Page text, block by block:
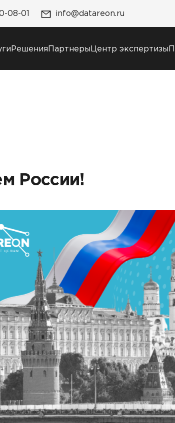
08-01 info@datareon.ru
Решения Партнеры Центр экспертизы
России!